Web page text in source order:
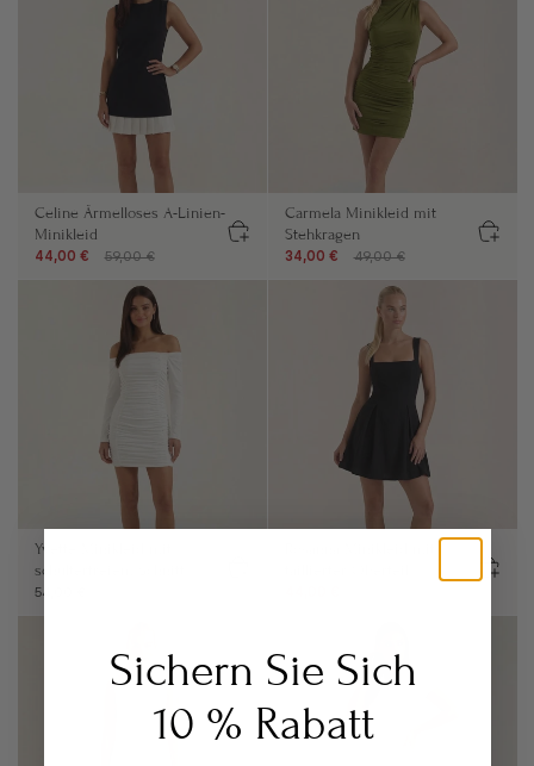
Celine Ärmelloses A-Linien-
Minikleid
44,00 € 59,00 €
Carmela Minikleid mit
Stehkragen
34,00 € 49,00 €
Yvette Minikleid mit
schulterfreiem Schnitt
54,00 €
Sichern Sie Sich
10 % Rabatt